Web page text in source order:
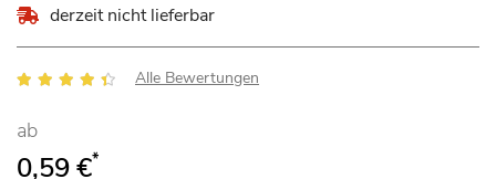
derzeit nicht lieferbar
Bewertung: Alle Bewertungen
ab
0,59 €*